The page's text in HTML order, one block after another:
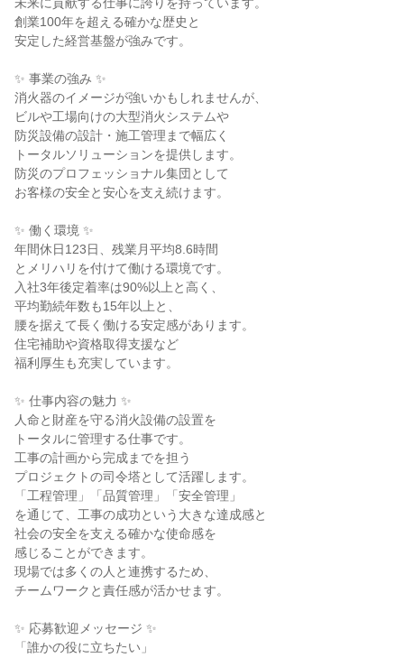
創業100年を超える確かな歴史と
安定した経営基盤が強みです。
✨ 事業の強み ✨
消火器のイメージが強いかもしれませんが、
ビルや工場向けの大型消火システムや
防災設備の設計・施工管理まで幅広く
トータルソリューションを提供します。
防災のプロフェッショナル集団として
お客様の安全と安心を支え続けます。
✨ 働く環境 ✨
年間休日123日、残業月平均8.6時間
とメリハリを付けて働ける環境です。
入社3年後定着率は90%以上と高く、
平均勤続年数も15年以上と、
腰を据えて長く働ける安定感があります。
住宅補助や資格取得支援など
福利厚生も充実しています。
✨ 仕事内容の魅力 ✨
人命と財産を守る消火設備の設置を
トータルに管理する仕事です。
工事の計画から完成までを担う
プロジェクトの司令塔として活躍します。
「工程管理」「品質管理」「安全管理」
を通じて、工事の成功という大きな達成感と
社会の安全を支える確かな使命感を
感じることができます。
現場では多くの人と連携するため、
チームワークと責任感が活かせます。
✨ 応募歓迎メッセージ ✨
「誰かの役に立ちたい」